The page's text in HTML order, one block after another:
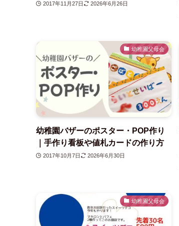
2017年11月27日 2026年6月26日
幼稚園父母会
幼稚園バザーのポスター・POP作り
｜手作り看板や値札カードの作り方
2017年10月7日 2026年6月30日
幼稚園父母会